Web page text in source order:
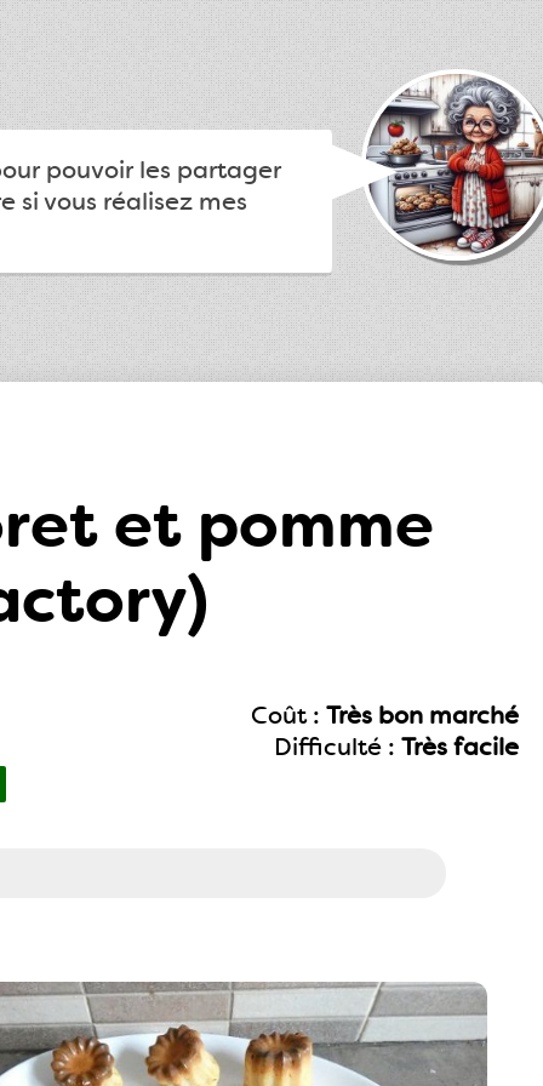
pouvoir les partager
si vous réalisez mes
et pomme
Coût : Très bon marché
Difficulté : Très facile